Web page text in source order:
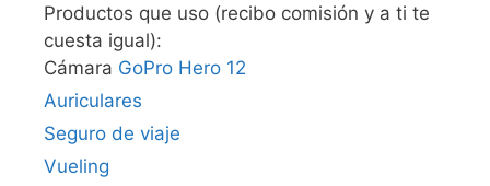
Productos que uso (recibo comisión y a ti te
cuesta igual):
Cámara GoPro Hero 12
Auriculares
Seguro de viaje
Vueling